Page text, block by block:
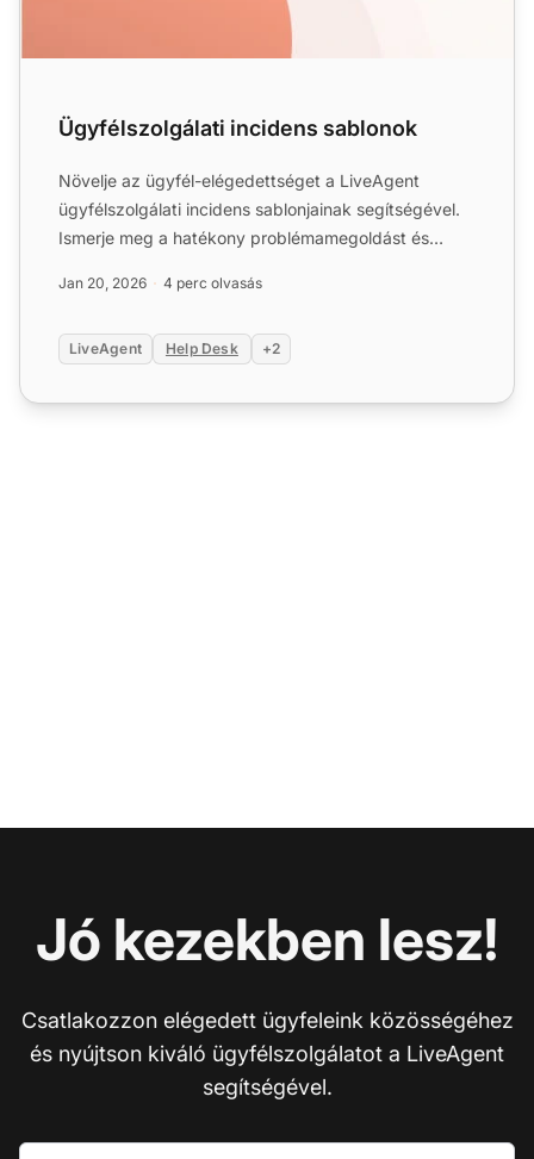
Ügyfélszolgálati incidens sablonok
Növelje az ügyfél-elégedettséget a LiveAgent
ügyfélszolgálati incidens sablonjainak segítségével.
Ismerje meg a hatékony problémamegoldást és
Jan 20, 2026 4 perc olvasás
LiveAgent Help Desk +2
Jó kezekben lesz!
Csatlakozzon elégedett ügyfeleink közösségéhez
és nyújtson kiváló ügyfélszolgálatot a LiveAgent
segítségével.